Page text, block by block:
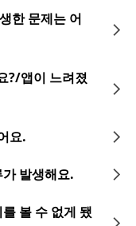
한 문제는 어
?/앱이 느려졌
요.
발생해요.
볼 수 없게 됐